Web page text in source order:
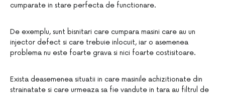
cumparate in stare perfecta de functionare.
De exemplu, sunt bisnitari care cumpara masini care au un
injector defect si care trebuie inlocuit, iar o asemenea
problema nu este foarte grava si nici foarte costisitoare.
Exista deasemenea situatii in care masinile achizitionate din
strainatate si care urmeaza sa fie vandute in tara au filtrul de